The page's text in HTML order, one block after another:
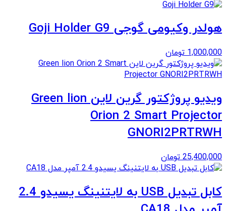
هولدر وکیومی گوجی Goji Holder G9
1,000,000 تومان
ویدیو پروژکتور گرین لاین Green lion
Orion 2 Smart Projector
GNORI2PRTRWH
25,400,000 تومان
کابل تبدیل USB به لایتنینگ یسیدو 2.4